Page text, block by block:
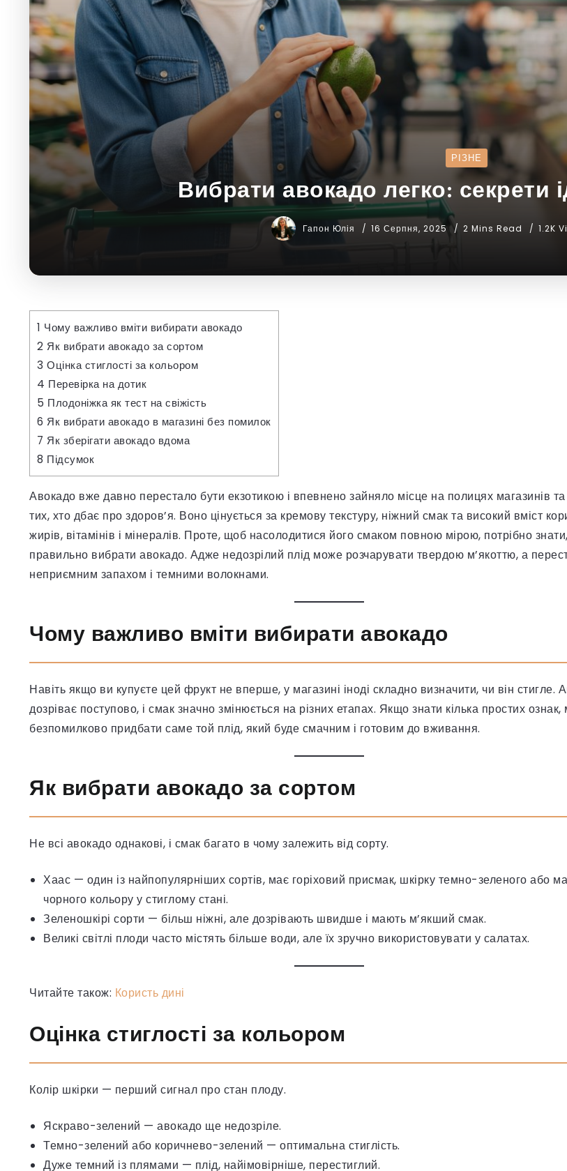
РІЗНЕ
Вибрати авокадо легко: секрети
Гапон Юлія 16 Серпня, 2025 2 Mins Read 1.2K
1 Чому важливо вміти вибирати авокадо
2 Як вибрати авокадо за сортом
3 Оцінка стиглості за кольором
4 Перевірка на дотик
5 Плодоніжка як тест на свіжість
6 Як вибрати авокадо в магазині без помилок
7 Як зберігати авокадо вдома
8 Підсумок
Авокадо вже давно перестало бути екзотикою і впевнено зайняло місце на полицях магазинів та
тих, хто дбає про здоров’я. Воно цінується за кремову текстуру, ніжний смак та високий вміст
жирів, вітамінів і мінералів. Проте, щоб насолодитися його смаком повною мірою, потрібно
правильно вибрати авокадо. Адже недозрілий плід може розчарувати твердою м’якоттю, а
неприємним запахом і темними волокнами.
Чому важливо вміти вибирати авокадо
Навіть якщо ви купуєте цей фрукт не вперше, у магазині іноді складно визначити, чи він стигле.
дозріває поступово, і смак значно змінюється на різних етапах. Якщо знати кілька простих
безпомилково придбати саме той плід, який буде смачним і готовим до вживання.
Як вибрати авокадо за сортом
Не всі авокадо однакові, і смак багато в чому залежить від сорту.
Хаас — один із найпопулярніших сортів, має горіховий присмак, шкірку темно-зеленого або
чорного кольору у стиглому стані.
Зеленошкірі сорти — більш ніжні, але дозрівають швидше і мають м’якший смак.
Великі світлі плоди часто містять більше води, але їх зручно використовувати у салатах.
Читайте також: Користь дині
Оцінка стиглості за кольором
Колір шкірки — перший сигнал про стан плоду.
Яскраво-зелений — авокадо ще недозріле.
Темно-зелений або коричнево-зелений — оптимальна стиглість.
Дуже темний із плямами — плід, найімовірніше, перестиглий.